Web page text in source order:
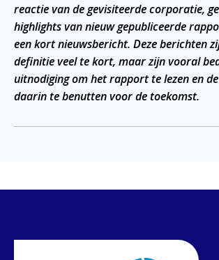
reactie van de gevisiteerde corporatie,
highlights van nieuw gepubliceerde
een kort nieuwsbericht. Deze berichten
definitie veel te kort, maar zijn vooral
uitnodiging om het rapport te lezen en
daarin te benutten voor de toekomst.